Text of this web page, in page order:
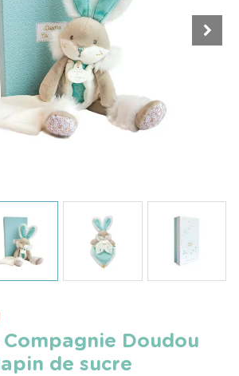
Doudou
de sucre